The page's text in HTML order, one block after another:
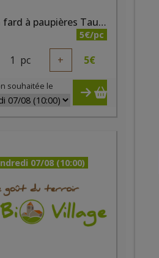
Crayon fard à paupières Taupe nacré bio
5€/pc
1 pc + 5€
souhaitée le
07/08 (10:00)